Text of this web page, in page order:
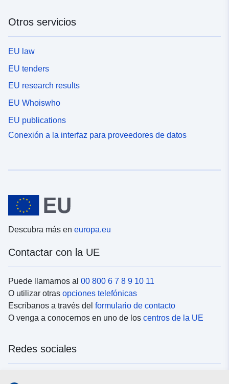
Otros servicios
EU law
EU tenders
EU research results
EU Whoiswho
EU publications
Conexión a la interfaz para proveedores de datos
Descubra más en europa.eu
Contactar con la UE
Puede llamarnos al 00 800 6 7 8 9 10 11
O utilizar otras opciones telefónicas
Escríbanos a través del formulario de contacto
O venga a conocernos en uno de los centros de la UE
Redes sociales